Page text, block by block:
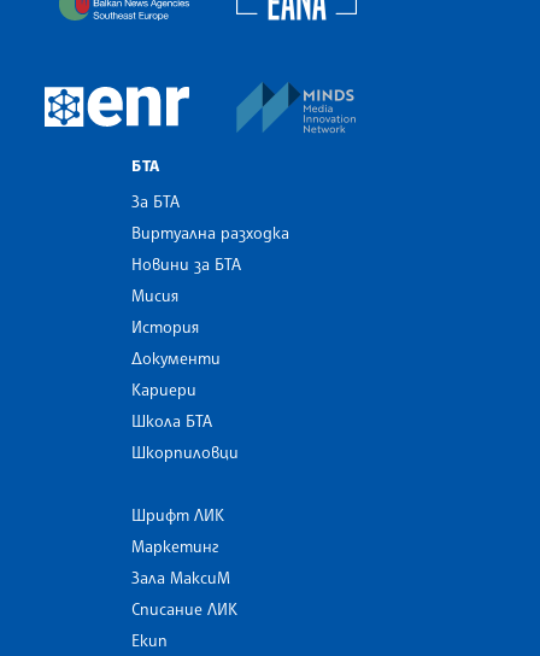
European Newsroom
БТА
За БТА
Виртуална разходка
Новини за БТА
Мисия
История
Документи
Кариери
Школа БТА
Шкорпиловци
Шрифт ЛИК
Маркетинг
Зала МаксиМ
Списание ЛИК
Екип